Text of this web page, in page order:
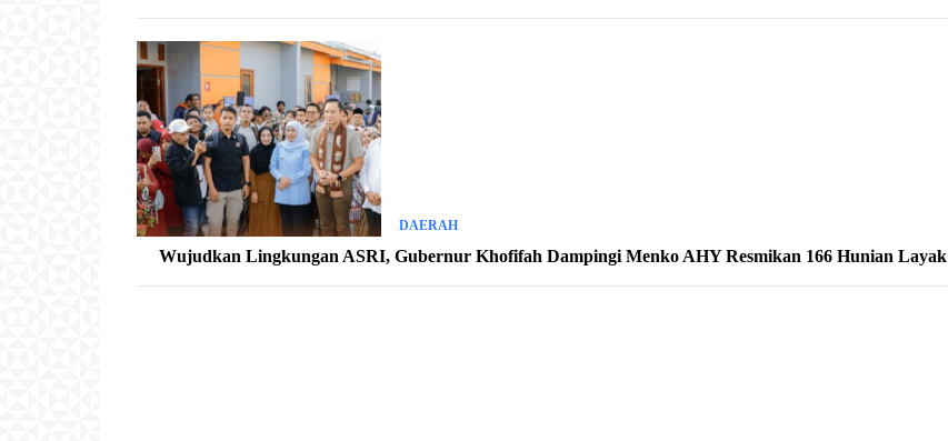
DAERAH
Wujudkan Lingkungan ASRI, Gubernur Khofifah Dampingi Menko AHY Resmikan 166 Hunian Layak